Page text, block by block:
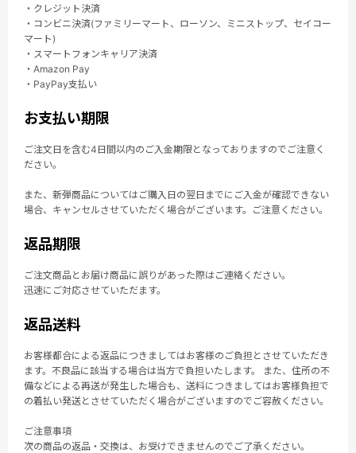
・クレジット決済
・コンビニ決済(ファミリーマート、ローソン、ミニストップ、セイコー
マート)
・スマートフォンキャリア決済
・Amazon Pay
・PayPay支払い
お支払い期限
ご注文日を含む4日間以内のご入金期限となっておりますのでご注意く
ださい。
また、新弾商品についてはご購入日の翌日までにご入金が確認できない
場合、キャンセルさせていただく場合がございます。ご注意ください。
返品期限
ご注文商品とお届け商品に誤りがあった際はご連絡ください。
迅速にご対応させていただます。
返品送料
お客様都合による返品につきましてはお客様のご負担とさせていただき
ます。不良品に該当する場合は当方で負担いたします。 また、住所の不
備などによる再送が発生した場合も、送料につきましてはお客様負担で
の着払い発送とさせていただく場合がございますのでご容赦ください。
ご注意事項
次の商品の返品・交換は、お受けできませんのでご了承ください。